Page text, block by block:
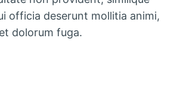
officia deserunt mollitia animi,
dolorum fuga.